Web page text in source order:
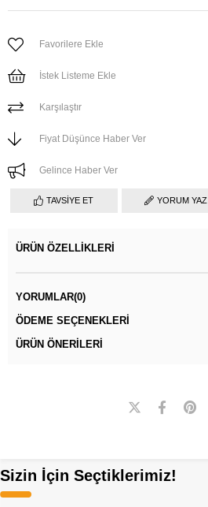
Favorilere Ekle
İstek Listeme Ekle
Karşılaştır
Fiyat Düşünce Haber Ver
Gelince Haber Ver
TAVSIYE ET YORUM YAZ
ÜRÜN ÖZELLIKLERI
YORUMLAR(0)
ÖDEME SEÇENEKLERI
ÜRÜN ÖNERILERI
Sizin İçin Seçtiklerimiz!